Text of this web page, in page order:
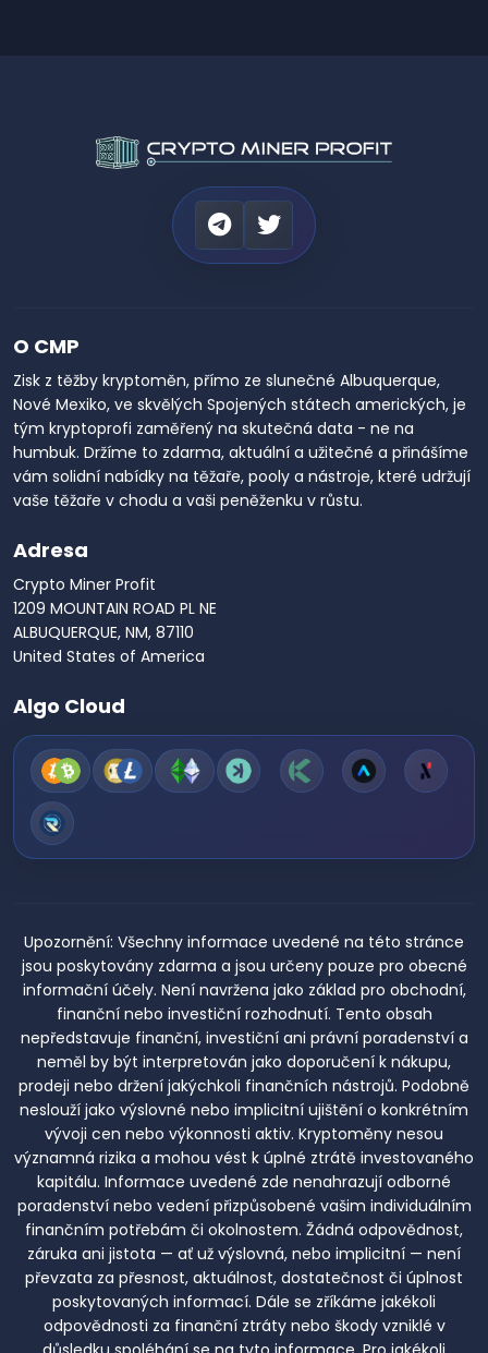
O CMP
Zisk z těžby kryptoměn, přímo ze slunečné Albuquerque,
Nové Mexiko, ve skvělých Spojených státech amerických, je
tým kryptoprofi zaměřený na skutečná data - ne na
humbuk. Držíme to zdarma, aktuální a užitečné a přinášíme
vám solidní nabídky na těžaře, pooly a nástroje, které udržují
vaše těžaře v chodu a vaši peněženku v růstu.
Adresa
Crypto Miner Profit
1209 MOUNTAIN ROAD PL NE
ALBUQUERQUE, NM, 87110
United States of America
Algo Cloud
Upozornění: Všechny informace uvedené na této stránce
jsou poskytovány zdarma a jsou určeny pouze pro obecné
informační účely. Není navržena jako základ pro obchodní,
finanční nebo investiční rozhodnutí. Tento obsah
nepředstavuje finanční, investiční ani právní poradenství a
neměl by být interpretován jako doporučení k nákupu,
prodeji nebo držení jakýchkoli finančních nástrojů. Podobně
neslouží jako výslovné nebo implicitní ujištění o konkrétním
vývoji cen nebo výkonnosti aktiv. Kryptoměny nesou
významná rizika a mohou vést k úplné ztrátě investovaného
kapitálu. Informace uvedené zde nenahrazují odborné
poradenství nebo vedení přizpůsobené vašim individuálním
finančním potřebám či okolnostem. Žádná odpovědnost,
záruka ani jistota — ať už výslovná, nebo implicitní — není
převzata za přesnost, aktuálnost, dostatečnost či úplnost
poskytovaných informací. Dále se zříkáme jakékoli
odpovědnosti za finanční ztráty nebo škody vzniklé v